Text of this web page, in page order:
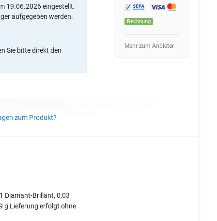
19.06.2026 eingestellt.
aufgegeben werden.
Sie bitte direkt den
Rechnung
Mehr zum Anbieter
zum Produkt?
Diamant-Brillant, 0,03
g Lieferung erfolgt ohne